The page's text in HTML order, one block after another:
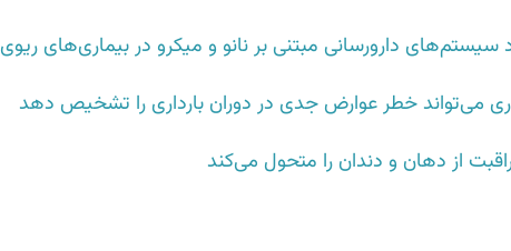
دارورسانی مبتنی بر نانو و میکرو در بیماری‌های ریوی
می‌تواند خطر عوارض جدی در دوران بارداری را تشخیص دهد
از دهان و دندان را متحول می‌کند